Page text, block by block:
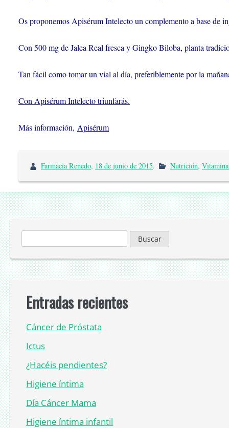
Os proponemos Apisérum Intelecto un complemento a base de
Con 500 mg de Jalea Real fresca y Gingko Biloba, planta
Tan fácil como tomar un vial al día, preferiblemente por la
Con Apisérum Intelecto triunfarás.
Más información, Apisérum
Farmacia Renedo, 18 de junio de 2015. Nutrición,
Entradas recientes
Cáncer de Próstata
Ictus
¿Hacéis pendientes?
Higiene íntima
Día Cáncer Mama
Higiene íntima infantil